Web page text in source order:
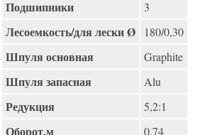
Подшипники 3
Лесоемкость/для лески Ø 180/0,30
Шпуля основная Graphite
Шпуля запасная Alu
Редукция 5,2:1
Оборот,м 0,74